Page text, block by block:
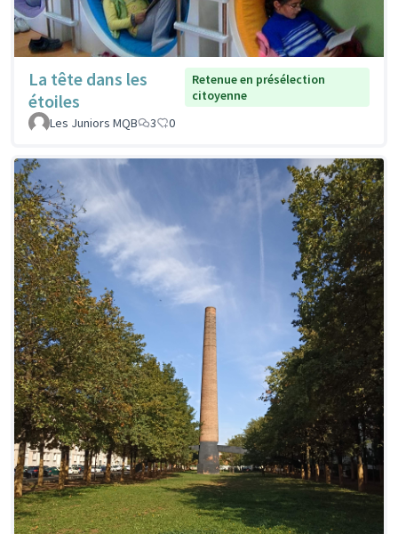
La tête dans les
étoiles
Retenue en présélection
citoyenne
Les Juniors MQB
3 0